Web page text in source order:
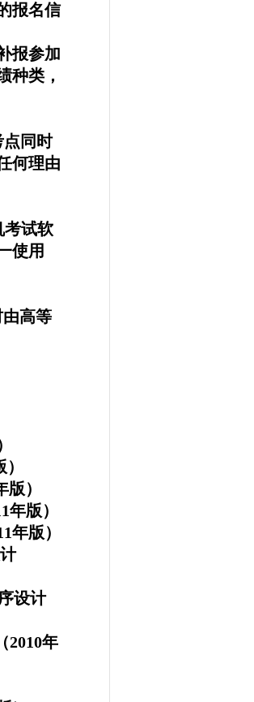
报名信
报参加
种类，
同时
何理由
考试软
使用
高等
）
版）
版）
设计
年